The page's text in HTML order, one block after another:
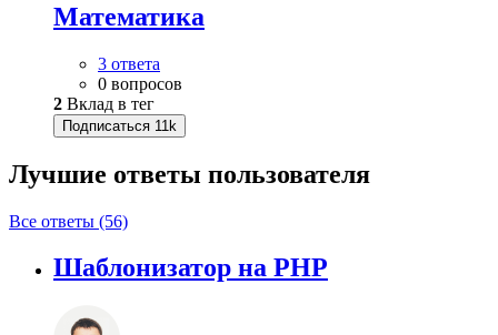
Математика
3 ответа
0 вопросов
2 Вклад в тег
Подписаться 11k
Лучшие ответы пользователя
Все ответы (56)
Шаблонизатор на PHP